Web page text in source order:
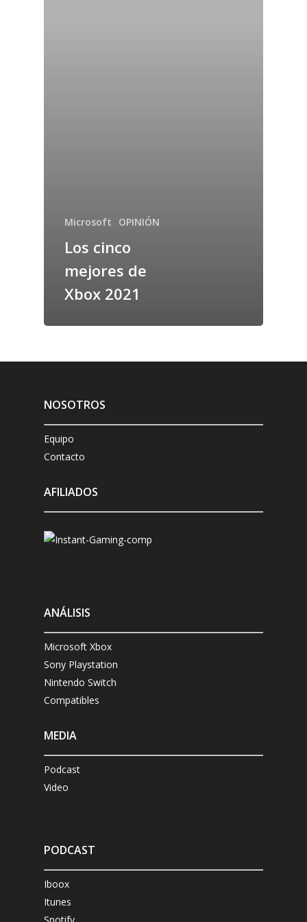
Microsoft OPINIÓN
Los cinco
mejores de
Xbox 2021
NOSOTROS
Equipo
Contacto
AFILIADOS
ANÁLISIS
Microsoft Xbox
Sony Playstation
Nintendo Switch
Compatibles
MEDIA
Podcast
Video
PODCAST
Iboox
Itunes
Spotify